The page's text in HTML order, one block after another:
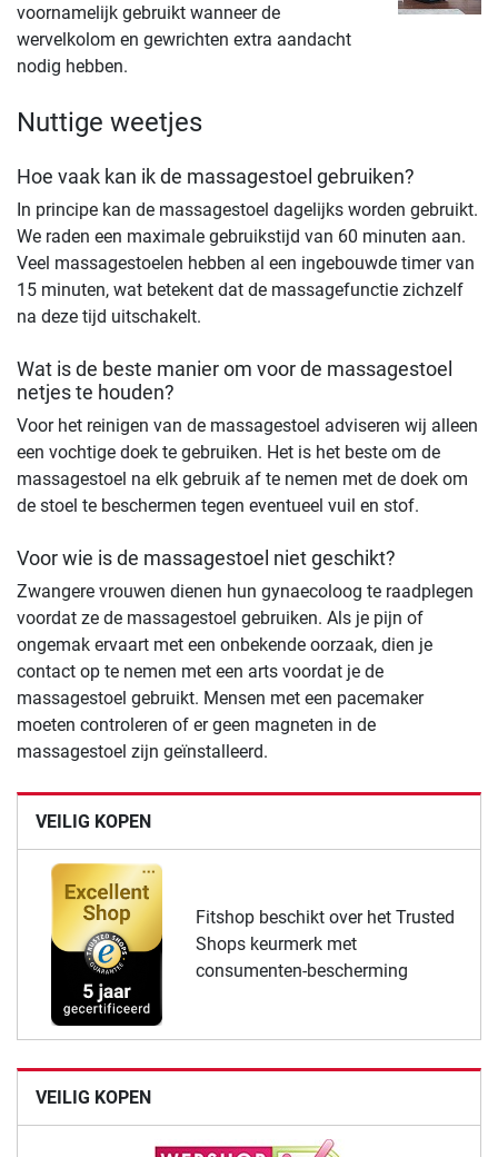
VEILIG KOPEN
Fitshop beschikt over het Trusted
Shops keurmerk met
consumenten-bescherming
VEILIG KOPEN
voornamelijk gebruikt wanneer de
wervelkolom en gewrichten extra aandacht
nodig hebben.
Nuttige weetjes
Hoe vaak kan ik de massagestoel gebruiken?
In principe kan de massagestoel dagelijks worden gebruikt.
We raden een maximale gebruikstijd van 60 minuten aan.
Veel massagestoelen hebben al een ingebouwde timer van
15 minuten, wat betekent dat de massagefunctie zichzelf
na deze tijd uitschakelt.
Wat is de beste manier om voor de massagestoel
netjes te houden?
Voor het reinigen van de massagestoel adviseren wij alleen
een vochtige doek te gebruiken. Het is het beste om de
massagestoel na elk gebruik af te nemen met de doek om
de stoel te beschermen tegen eventueel vuil en stof.
Voor wie is de massagestoel niet geschikt?
Zwangere vrouwen dienen hun gynaecoloog te raadplegen
voordat ze de massagestoel gebruiken. Als je pijn of
ongemak ervaart met een onbekende oorzaak, dien je
contact op te nemen met een arts voordat je de
massagestoel gebruikt. Mensen met een pacemaker
moeten controleren of er geen magneten in de
massagestoel zijn geïnstalleerd.